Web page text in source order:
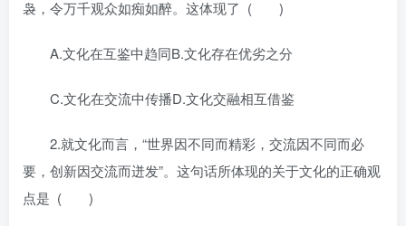
袅，令万千观众如痴如醉。这体现了 ( )
A.文化在互鉴中趋同B.文化存在优劣之分
C.文化在交流中传播D.文化交融相互借鉴
2.就文化而言，“世界因不同而精彩，交流因不同而必
要，创新因交流而迸发”。这句话所体现的关于文化的正确观
点是 ( )